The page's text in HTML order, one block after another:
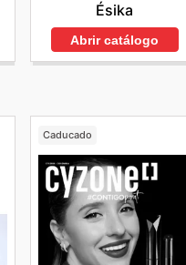
Ésika
Abrir catálogo
Caducado